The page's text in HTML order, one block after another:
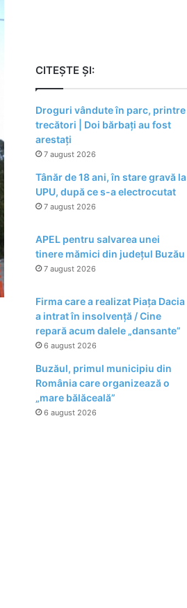
CITEȘTE ȘI:
Droguri vândute în parc, printre
trecători | Doi bărbați au fost
arestați
7 august 2026
Tânăr de 18 ani, în stare gravă la
UPU, după ce s-a electrocutat
7 august 2026
APEL pentru salvarea unei
tinere mămici din județul Buzău
7 august 2026
Firma care a realizat Piața Dacia
a intrat în insolvență / Cine
repară acum dalele „dansante”
6 august 2026
Buzăul, primul municipiu din
România care organizează o
„mare bălăceală”
6 august 2026